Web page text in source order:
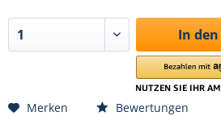
In den
Merken Bewertungen